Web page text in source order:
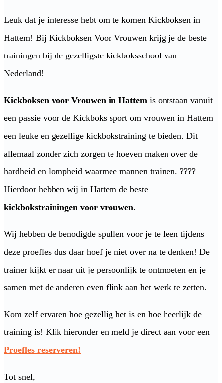
Leuk dat je interesse hebt om te komen Kickboksen in
Hattem! Bij Kickboksen Voor Vrouwen krijg je de beste
trainingen bij de gezelligste kickboksschool van
Nederland!
Kickboksen voor Vrouwen in Hattem is ontstaan vanuit
een passie voor de Kickboks sport om vrouwen in Hattem
een leuke en gezellige kickbokstraining te bieden. Dit
allemaal zonder zich zorgen te hoeven maken over de
hardheid en lompheid waarmee mannen trainen. ????
Hierdoor hebben wij in Hattem de beste
kickbokstrainingen voor vrouwen.
Wij hebben de benodigde spullen voor je te leen tijdens
deze proefles dus daar hoef je niet over na te denken! De
trainer kijkt er naar uit je persoonlijk te ontmoeten en je
samen met de anderen even flink aan het werk te zetten.
Kom zelf ervaren hoe gezellig het is en hoe heerlijk de
training is! Klik hieronder en meld je direct aan voor een
Proefles reserveren!
Tot snel,